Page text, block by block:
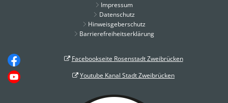
Impressum
Datenschutz
Hinweisgeberschutz
Barrierefreiheitserklärung
Facebookseite Rosenstadt Zweibrücken
Youtube Kanal Stadt Zweibrücken